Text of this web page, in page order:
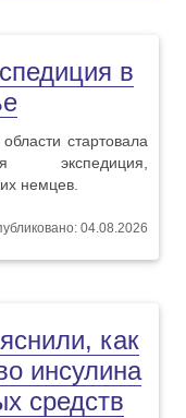
в
стартовала
экспедиция,
немцев.
04.08.2026
как
инсулина
средств